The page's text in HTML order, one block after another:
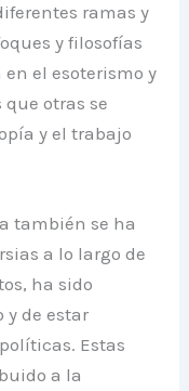
ramas y
y filosofías
el esoterismo y
otras se
y el trabajo
también se ha
a lo largo de
ha sido
y de estar
Estas
a la